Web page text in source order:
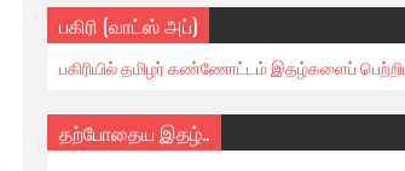
பகிரி (வாட்ஸ் அப்)
பகிரியில் தமிழர் கண்ணோட்டம் இதழ்களைப் பெற்றிட
தற்போதைய இதழ்..